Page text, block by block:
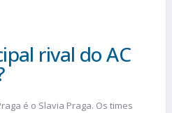
rival do AC
é o Slavia Praga. Os times